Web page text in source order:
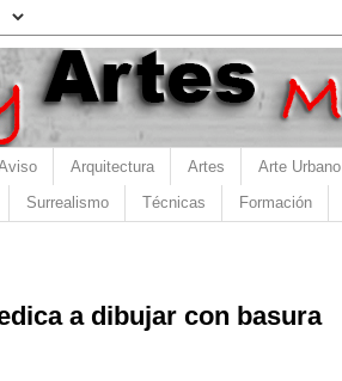
Arquitectura Artes Arte Urbano
Surrealismo Técnicas Formación
a dibujar con basura